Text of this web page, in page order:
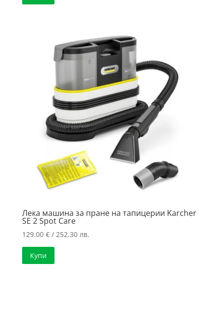
Лека машина за пране на тапицерии Karcher
SE 2 Spot Care
129.00 €/ 252.30 лв.
Купи